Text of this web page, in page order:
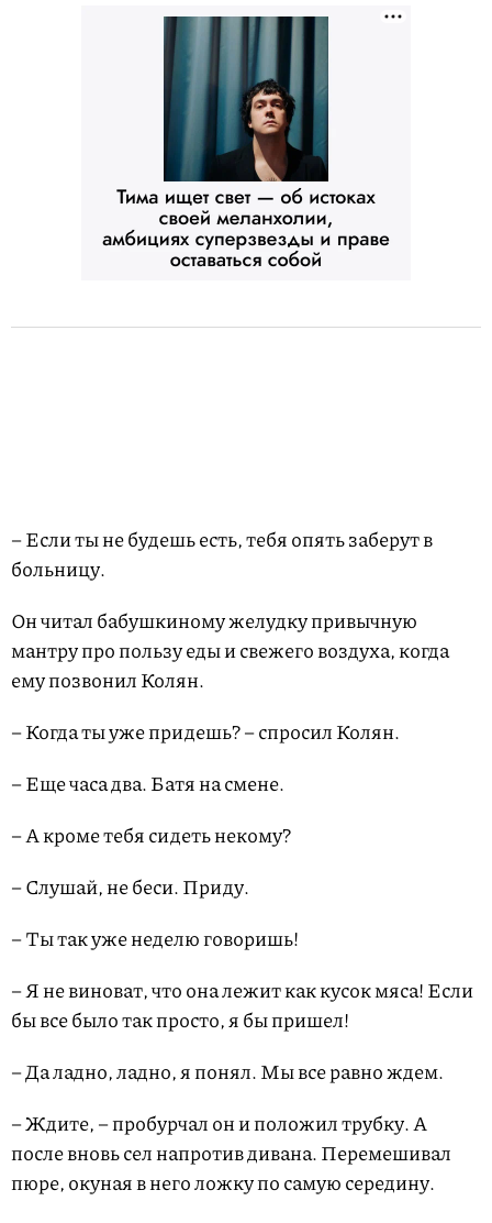
– Если ты не будешь есть, тебя опять заберут в
больницу.
Он читал бабушкиному желудку привычную
мантру про пользу еды и свежего воздуха, когда
ему позвонил Колян.
– Когда ты уже придешь? – спросил Колян.
– Еще часа два. Батя на смене.
– А кроме тебя сидеть некому?
– Слушай, не беси. Приду.
– Ты так уже неделю говоришь!
– Я не виноват, что она лежит как кусок мяса! Если
бы все было так просто, я бы пришел!
– Да ладно, ладно, я понял. Мы все равно ждем.
– Ждите, – пробурчал он и положил трубку. А
после вновь сел напротив дивана. Перемешивал
пюре, окуная в него ложку по самую середину.